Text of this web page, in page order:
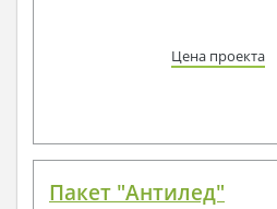
Цена проекта
Пакет "Антилед"